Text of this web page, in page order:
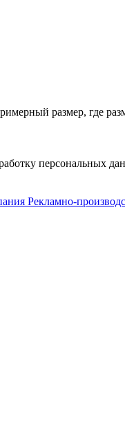
размер, где
персональных
Рекламно-